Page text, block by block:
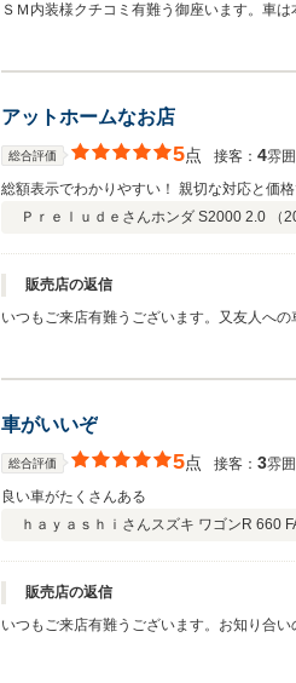
ＳＭ内装様クチコミ有難う御座います。車
アットホームなお店
総合評価 5点 接客： 4雰囲
総額表示でわかりやすい！ 親切な対応と価格
Ｐｒｅｌｕｄｅさんホンダ S2000 2.0 （
販売店の返信
いつもご来店有難うございます。又友人へ
車がいいぞ
総合評価 5点 接客： 3雰囲
良い車がたくさんある
ｈａｙａｓｈｉさんスズキ ワゴンR 660
販売店の返信
いつもご来店有難うございます。お知り合